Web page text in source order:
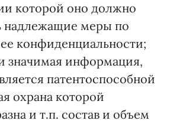
которой оно должно
надлежащие меры по
конфиденциальности;
значимая информация,
патентоспособной
охрана которой
и т.п. состав и объем